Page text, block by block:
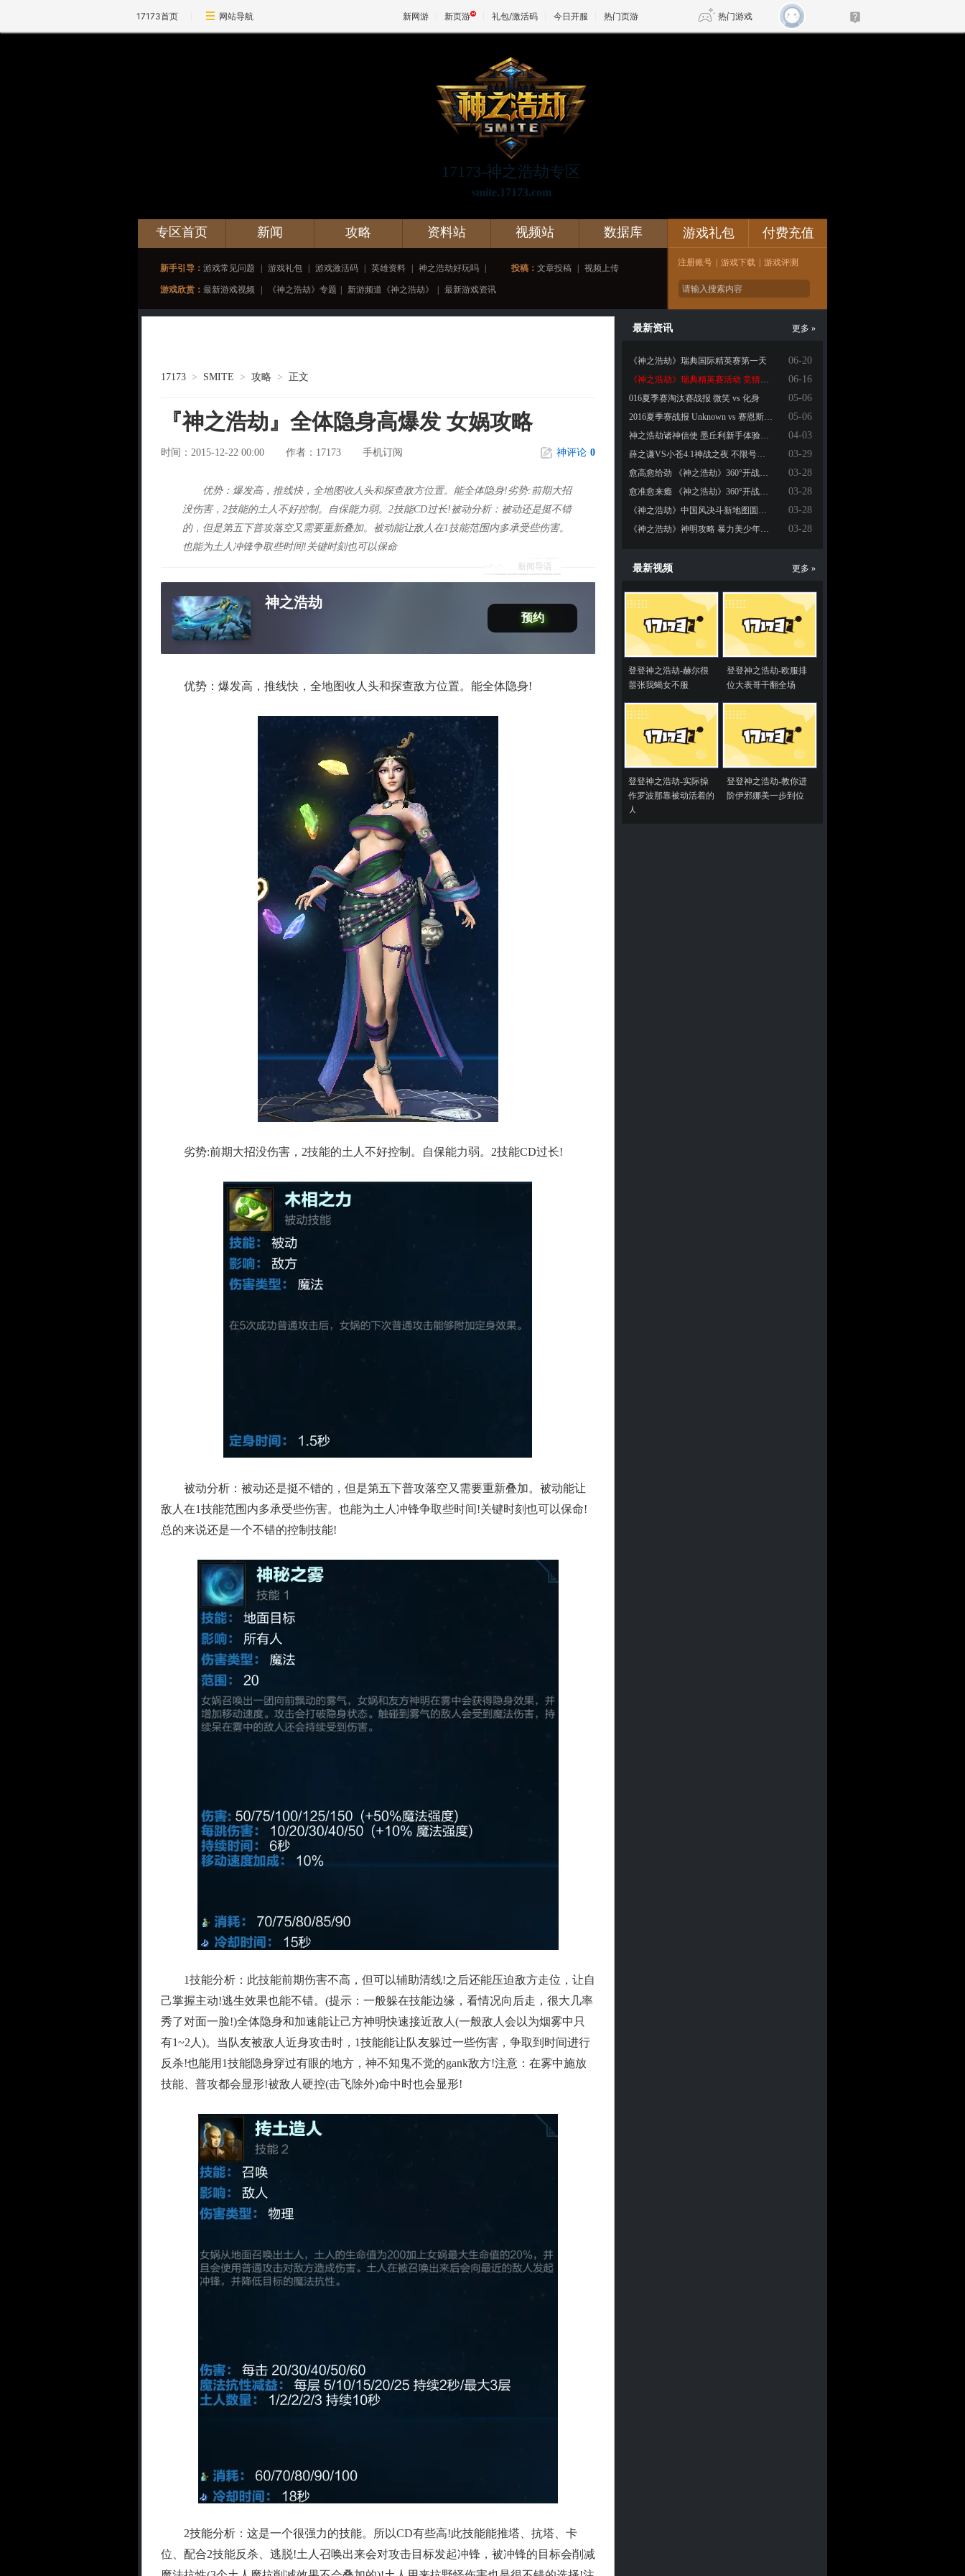
17173首页 网站导航 新网游 新页游 礼包/激活码 今日开服 热门页游 热门游戏
17173-神之浩劫专区
smite.17173.com
专区首页 新闻 攻略 资料站 视频站 数据库 论坛
新手引导： 游戏常见问题 游戏礼包 游戏激活码 英雄资料 神之浩劫好玩吗 投稿： 文章投稿 视频上传
游戏欣赏： 最新游戏视频 《神之浩劫》专题 新游频道《神之浩劫》 最新游戏资讯
游戏礼包 付费充值
注册账号 游戏下载 游戏评测
17173 > SMITE > 攻略 > 正文
『神之浩劫』全体隐身高爆发 女娲攻略
时间：2015-12-22 00:00 作者： 17173 手机订阅 神评论 0
新闻导语
优势：爆发高，推线快，全地图收人头和探查敌方位置。能全体隐身!劣势:前期大招
没伤害，2技能的土人不好控制。自保能力弱。2技能CD过长!被动分析：被动还是挺不错
的，但是第五下普攻落空又需要重新叠加。被动能让敌人在1技能范围内多承受些伤害。
也能为土人冲锋争取些时间!关键时刻也可以保命
神之浩劫
预约
优势：爆发高，推线快，全地图收人头和探查敌方位置。能全体隐身!
劣势:前期大招没伤害，2技能的土人不好控制。自保能力弱。2技能CD过长!
被动分析：被动还是挺不错的，但是第五下普攻落空又需要重新叠加。被动能让
敌人在1技能范围内多承受些伤害。也能为土人冲锋争取些时间!关键时刻也可以保命!
总的来说还是一个不错的控制技能!
1技能分析：此技能前期伤害不高，但可以辅助清线!之后还能压迫敌方走位，让自
己掌握主动!逃生效果也能不错。(提示：一般躲在技能边缘，看情况向后走，很大几率
秀了对面一脸!)全体隐身和加速能让己方神明快速接近敌人(一般敌人会以为烟雾中只
有1~2人)。当队友被敌人近身攻击时，1技能能让队友躲过一些伤害，争取到时间进行
反杀!也能用1技能隐身穿过有眼的地方，神不知鬼不觉的gank敌方!注意：在雾中施放
技能、普攻都会显形!被敌人硬控(击飞除外)命中时也会显形!
2技能分析：这是一个很强力的技能。所以CD有些高!此技能能推塔、抗塔、卡
位、配合2技能反杀、逃脱!土人召唤出来会对攻击目标发起冲锋，被冲锋的目标会削减
最新资讯
06-20
《神之浩劫》瑞典国际精英赛第一天
06-16
《神之浩劫》瑞典精英赛活动 竞猜得大奖
05-06
016夏季赛淘汰赛战报 微笑 vs 化身
05-06
2016夏季赛战报 Unknown vs 赛恩斯小学
04-03
神之浩劫诸神信使 墨丘利新手体验心情
03-29
薛之谦VS小苍4.1神战之夜 不限号开测直播阵容大揭秘
03-28
愈高愈给劲 《神之浩劫》360°开战之高空GANK
03-28
愈准愈来瘾 《神之浩劫》360°开战之无锁定攻击
03-28
《神之浩劫》中国风决斗新地图圆儿时大闹天宫之梦
03-28
《神之浩劫》神明攻略 暴力美少年哪吒
更多 »
最新视频
登登神之浩劫-赫尔很
嚣张我蝎女不服
登登神之浩劫-欧服排
位大表哥干翻全场
登登神之浩劫-实际操
作罗波那靠被动活着的
人
登登神之浩劫-教你进
阶伊邪娜美一步到位
更多 »